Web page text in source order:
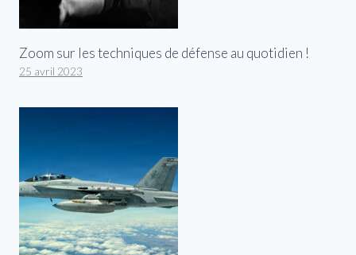
Zoom sur les techniques de défense au quotidien !
25 avril 2023